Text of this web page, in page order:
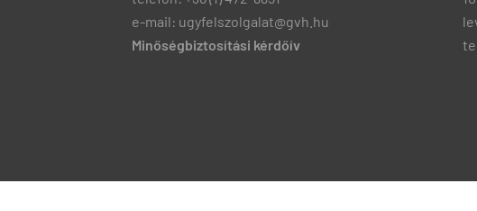
e-mail: ugyfelszolgalat@gvh.hu
Minőségbiztosítási kérdőív